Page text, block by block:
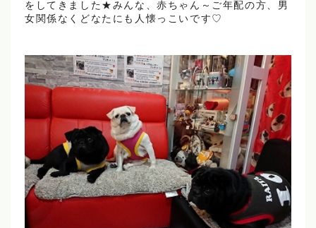
をしてきました★みんな、赤ちゃん～ご年配の方、男
女関係なくどなたにも人懐っこいです♡